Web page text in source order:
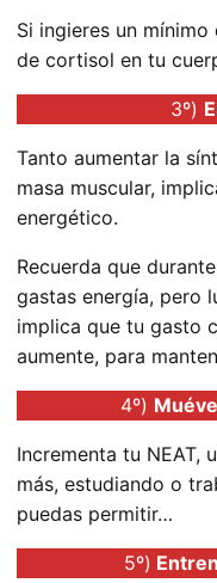
Si ingieres un
de cortisol en tu
3º)
Tanto aumentar la
masa muscular,
energético.
Recuerda que
gastas energía, pero
implica que tu gasto
aumente, para
4º)
Incrementa tu NEAT,
más, estudiando o
puedas permitir…
5º)